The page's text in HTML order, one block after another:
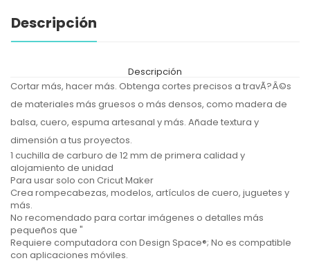
Descripción
Descripción
Cortar más, hacer más. Obtenga cortes precisos a travÃ?Â©s
de materiales más gruesos o más densos, como madera de
balsa, cuero, espuma artesanal y más. Añade textura y
dimensión a tus proyectos.
1 cuchilla de carburo de 12 mm de primera calidad y
alojamiento de unidad
Para usar solo con Cricut Maker
Crea rompecabezas, modelos, artículos de cuero, juguetes y
más.
No recomendado para cortar imágenes o detalles más
pequeños que "
Requiere computadora con Design Space®; No es compatible
con aplicaciones móviles.